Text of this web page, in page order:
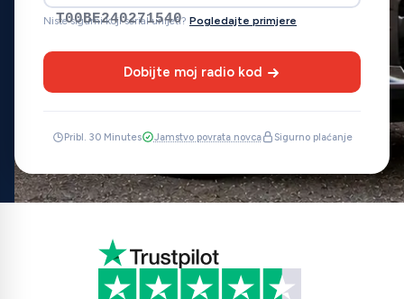
T00BE240271540
Niste sigurni koji serial unijeti? Pogledajte primjere
Dobijte moj radio kod
Pribl. 30 Minutes Jamstvo povrata novca Sigurno plaćanje